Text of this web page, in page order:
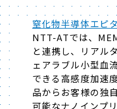
窒化物半導体エピ
NTT-ATでは、
と連携し、リアル
ェアラブル小型血
できる高感度加速
品からお客様の独
可能なナノインプ